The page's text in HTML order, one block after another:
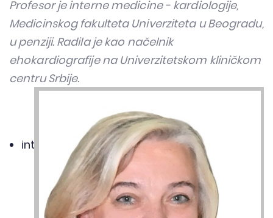
Profesor je interne medicine - kardiologije,
Medicinskog fakulteta Univerziteta u Beogradu,
u penziji. Radila je kao načelnik
ehokardiografije na Univerzitetskom kliničkom
centru Srbije.
Oblasti medicine
interna medicina - kardiologija
→